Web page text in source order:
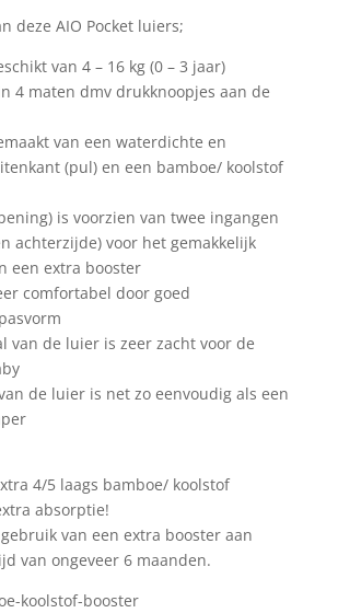
deze AIO Pocket luiers;
van 4 – 16 kg (0 – 3 jaar)
4 maten dmv drukknoopjes aan de
van een waterdichte en
(pul) en een bamboe/ koolstof
is voorzien van twee ingangen
achterzijde) voor het gemakkelijk
een extra booster
comfortabel door goed
van de luier is zeer zacht voor de
de luier is net zo eenvoudig als een
4/5 laags bamboe/ koolstof
absorptie!
van een extra booster aan
van ongeveer 6 maanden.
koolstof-booster